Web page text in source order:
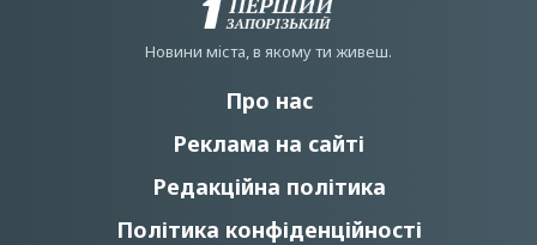
Новини мiста, в якому ти живеш.
Про нас
Реклама на сайті
Редакційна політика
Політика конфіденційності